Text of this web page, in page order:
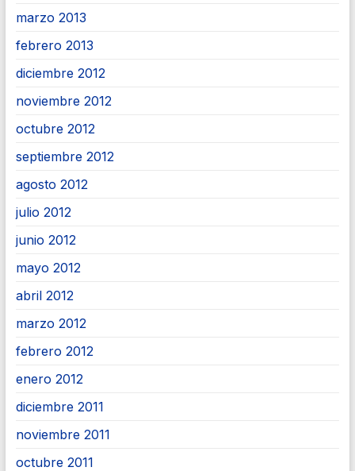
marzo 2013
febrero 2013
diciembre 2012
noviembre 2012
octubre 2012
septiembre 2012
agosto 2012
julio 2012
junio 2012
mayo 2012
abril 2012
marzo 2012
febrero 2012
enero 2012
diciembre 2011
noviembre 2011
octubre 2011